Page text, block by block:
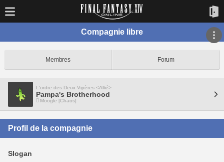
Compagnie libre
Membres Forum
L'ordre des Deux Vipères <Allié>
Pampa's Brotherhood
Moogle [Chaos]
Profil de la compagnie
Slogan